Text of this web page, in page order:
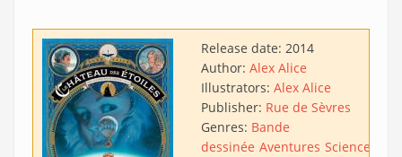
Release date: 2014
Author: Alex Alice
Illustrators: Alex Alice
Publisher: Rue de Sèvres
Genres: Bande
dessinée Aventures Science-